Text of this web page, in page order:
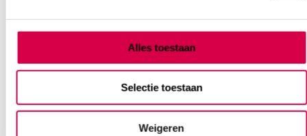
Alles toestaan
Selectie toestaan
Weigeren
3 tot 5 werkdagen 1,499.00